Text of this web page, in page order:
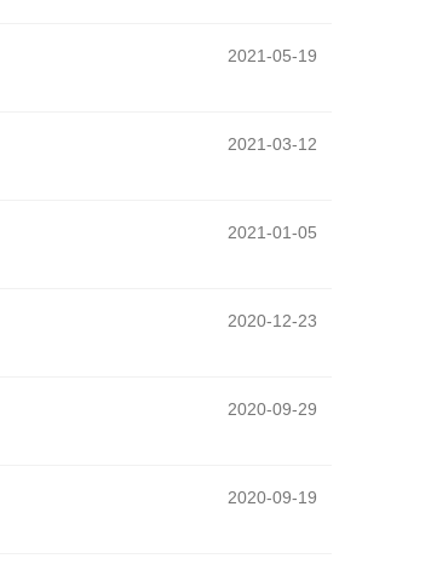
2021-05-19
2021-03-12
2021-01-05
2020-12-23
2020-09-29
2020-09-19